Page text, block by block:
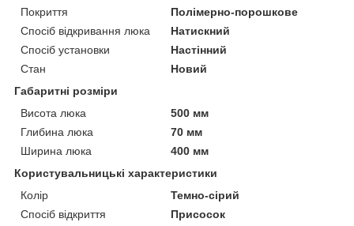
Покриття
Полімерно-порошкове
Спосіб відкривання люка
Натискний
Спосіб установки
Настінний
Стан
Новий
Габаритні розміри
Висота люка
500 мм
Глибина люка
70 мм
Ширина люка
400 мм
Користувальницькі характеристики
Колір
Темно-сірий
Спосіб відкриття
Присосок